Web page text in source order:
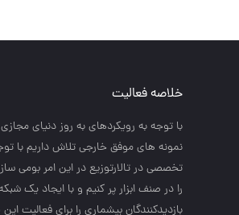
خلاصه فعالیت
با توجه به رويكردهاي به روز دنياي مجازي
نمونه هاي موفق خارجي تلاش داريم با
تخصصي در تالارتوزيع در اين امر بومي
را در صنف ابزار پر كنيم و با ايجاد يك
بازديدكنندگان بيشماري را براي فعاليت